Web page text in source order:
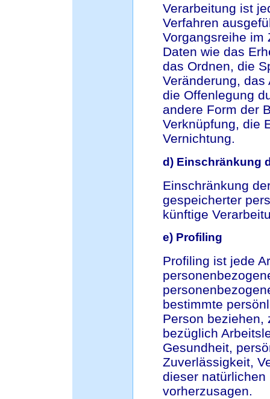
Verarbeitung ist
Verfahren
Vorgangsreihe im
Daten wie das
das Ordnen, die
Veränderung, das
die Offenlegung
andere Form der
Verknüpfung, die
Vernichtung.
d) Einschränkung
Einschränkung
gespeicherter
künftige
e) Profiling
Profiling ist jede
bestimmte
Person beziehen,
bezüglich
Gesundheit,
Zuverlässigkeit,
dieser
vorherzusagen.